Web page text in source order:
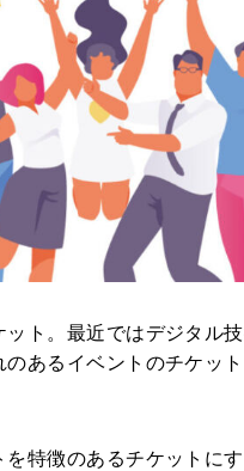
ト。最近ではデジタル
あるイベントのチケッ
特徴のあるチケットに